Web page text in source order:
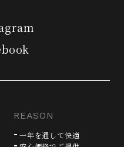
REASON
一年を通して快適